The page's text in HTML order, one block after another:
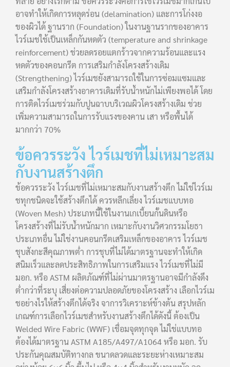
อาจทำให้เกิดการหลุดร่อน (delamination) และการโก่งงอ
ของผิวได้ ฐานราก (Foundation) ในงานฐานรากของอาคาร
ไวร์เมชใช้เป็นเหล็กกันหดตัว (temperature and shrinkage
reinforcement) ช่วยลดรอยแตกร้าวจากความร้อนและแรง
หดตัวของคอนกรีต การเสริมกำลังโครงสร้างเดิม
(Strengthening) ไวร์เมชยังสามารถใช้ในการซ่อมแซมและ
เสริมกำลังโครงสร้างอาคารเดิมที่รับน้ำหนักไม่เพียงพอได้ โดย
การติดไวร์เมชร่วมกับปูนฉาบบริเวณผิวโครงสร้างเดิม ช่วย
เพิ่มความสามารถในการรับแรงของคาน เสา หรือพื้นได้
มากกว่า 70%
ข้อควรระวัง ไวร์เมชที่ไม่เหมาะสม
กับงานสร้างตึก
ข้อควรระวัง ไวร์เมชที่ไม่เหมาะสมกับงานสร้างตึก ไม่ใช่ไวร์เม
ชทุกชนิดจะใช้สร้างตึกได้ ควรหลีกเลี่ยง ไวร์เมชแบบทอ
(Woven Mesh) ประเภทนี้ใช้ในงานเกเบี้ยนกั้นดินหรือ
โครงสร้างที่ไม่รับน้ำหนักมาก เหมาะกับงานวิศวกรรมโยธา
ประเภทอื่น ไม่ใช่งานคอนกรีตเสริมเหล็กของอาคาร ไวร์เมช
ชุบสังกะสีคุณภาพต่ำ การชุบที่ไม่ได้มาตรฐานจะทำให้เกิด
สนิมเร็วและลดประสิทธิภาพในการเสริมแรง ไวร์เมชที่ไม่มี
มอก. หรือ ASTM ผลิตภัณฑ์ที่ไม่ผ่านมาตรฐานอาจมีกำลังดึง
ต่ำกว่าที่ระบุ เสี่ยงต่อความปลอดภัยของโครงสร้าง เลือกไวร์เม
ชอย่างไรให้สร้างตึกได้จริง จาการวิเคราะห์ข้างต้น สรุปหลัก
เกณฑ์การเลือกไวร์เมชสำหรับงานสร้างตึกได้ดังนี้ ต้องเป็น
Welded Wire Fabric (WWF) เชื่อมจุดทุกจุด ไม่ใช่แบบทอ
ต้องได้มาตรฐาน ASTM A185/A497/A1064 หรือ มอก. รับ
ประกันคุณสมบัติทางกล ขนาดลวดและระยะห่างเหมาะสม